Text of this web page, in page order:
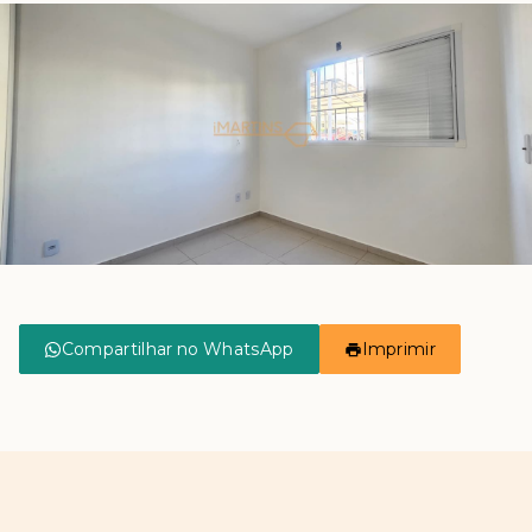
Compartilhar no WhatsApp Imprimir